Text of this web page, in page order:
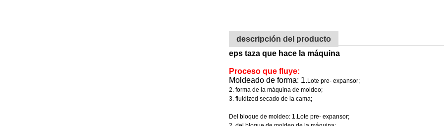
descripción del producto
eps taza que hace la máquina
Proceso que fluye:
Moldeado de forma: 1. Lote pre- expansor;
2. forma de la máquina de moldeo;
3. fluidized secado de la cama;
Del bloque de moldeo: 1.Lote pre- expansor;